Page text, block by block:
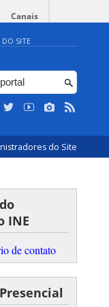
Canais
SITE
do Site
UFSC)
INE
de contato